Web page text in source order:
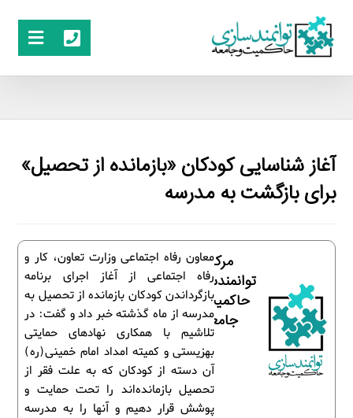
آغاز شناسایی کودکان «بازمانده از تحصیل»
برای بازگشت به مدرسه
معاون رفاه اجتماعی وزارت تعاون، کار و
رفاه اجتماعی از آغاز اجرای برنامه
بازگرداندن کودکان بازمانده از تحصیل به
مدرسه از ماه گذشته خبر داد و گفت: در
تلاشیم با همکاری نهادهای حمایتی
بهزیستی و کمیته امداد امام خمینی(ره)
آن دسته از کودکان که به علت فقر از
تحصیل بازمانده‌اند را تحت حمایت و
پوشش قرار دهیم و آنها را به مدرسه
مرکز
توانمندسازی
حاکمیت و
جامعه